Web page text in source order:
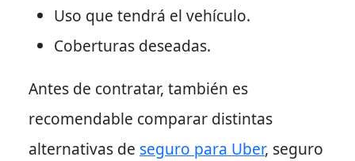
Uso que tendrá el vehículo.
Coberturas deseadas.
Antes de contratar, también es
recomendable comparar distintas
alternativas de seguro para Uber, seguro